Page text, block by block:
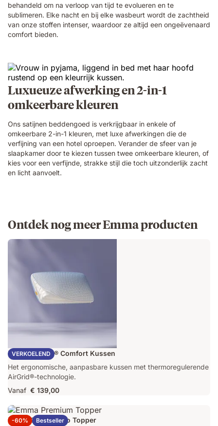
behandeld om na verloop van tijd te evolueren en te
sublimeren. Elke nacht en bij elke wasbeurt wordt de zachtheid
van onze stoffen intenser, waardoor ze altijd een ongeëvenaard
comfort bieden.
Luxueuze afwerking en 2-in-1
omkeerbare kleuren
Ons satijnen beddengoed is verkrijgbaar in enkele of
omkeerbare 2-in-1 kleuren, met luxe afwerkingen die de
verfijning van een hotel oproepen. Verander de sfeer van je
slaapkamer door te kiezen tussen twee omkeerbare kleuren, of
kies voor een verfijnde, strakke stijl die toch uitzonderlijk zacht
en licht aanvoelt.
Ontdek nog meer Emma producten
VERKOELEND
Emma AirGrid® Comfort Kussen
Het ergonomische, aanpasbare kussen met thermoregulerende
AirGrid®-technologie.
Vanaf € 139,00
-60% Bestseller
Emma Original Pro Topper